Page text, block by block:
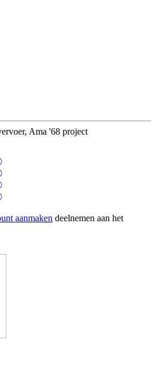
Ama '68 project
aanmaken deelnemen aan het